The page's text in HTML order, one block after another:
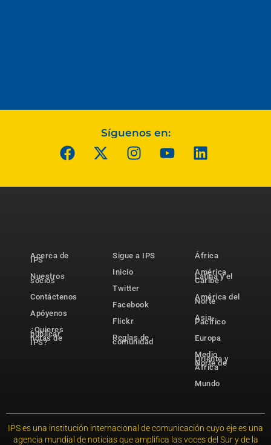
Síguenos en:
Acerca de
IPS
Nuestros
socios
Contáctenos
Apóyenos
¿Quieres
publicar
notas de
IPS?
Sigue a IPS
Inicio
Twitter
Facebook
Flickr
Reglas de
comunidad
África
América
Latina y el
Caribe
América del
Norte
Asia-
Pacífico
Europa
Medio
Oriente y
Norte de
África
Mundo
IPS es una institución internacional de comunicación cuyo eje es una
agencia mundial de noticias que amplifica las voces del Sur y de la